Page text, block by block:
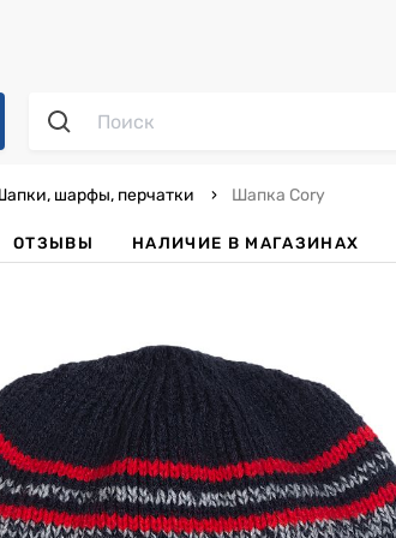
шарфы, перчатки Шапка Cory
ОТЗЫВЫ НАЛИЧИЕ В МАГАЗИНАХ